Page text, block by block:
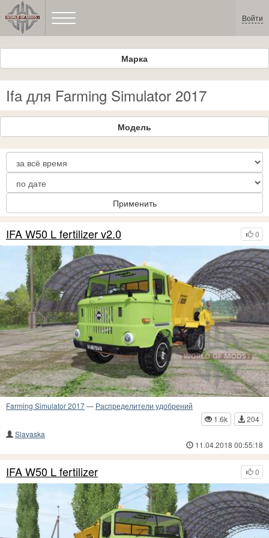
Войти
Марка
Ifa для Farming Simulator 2017
Модель
Применить
0
IFA W50 L fertilizer v2.0
Farming Simulator 2017— Распределители удобрений
1.6k
204
Slavaska
11.04.2018 00:55:18
0
IFA W50 L fertilizer